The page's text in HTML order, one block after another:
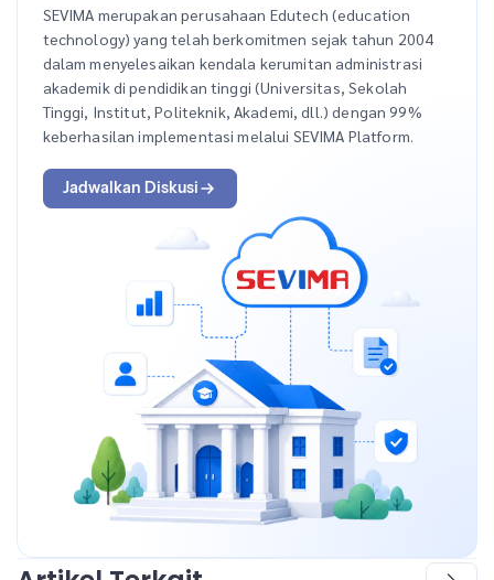
SEVIMA merupakan perusahaan Edutech (education
technology) yang telah berkomitmen sejak tahun 2004
dalam menyelesaikan kendala kerumitan administrasi
akademik di pendidikan tinggi (Universitas, Sekolah
Tinggi, Institut, Politeknik, Akademi, dll.) dengan 99%
keberhasilan implementasi melalui SEVIMA Platform.
Jadwalkan Diskusi